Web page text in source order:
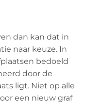
dan kan dat in
naar keuze. In
bedoeld
door de
ligt. Niet op alle
een nieuw graf